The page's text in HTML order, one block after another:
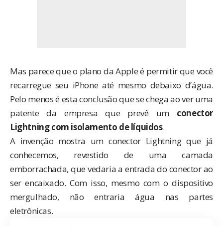
Mas parece que o plano da Apple é permitir que você
recarregue seu iPhone até mesmo debaixo d’água.
Pelo menos é esta conclusão que se chega ao ver uma
patente da empresa que prevê um conector
Lightning com isolamento de líquidos.
A invenção mostra um conector Lightning que já
conhecemos, revestido de uma camada
emborrachada, que vedaria a entrada do conector ao
ser encaixado. Com isso, mesmo com o dispositivo
mergulhado, não entraria água nas partes
eletrônicas.